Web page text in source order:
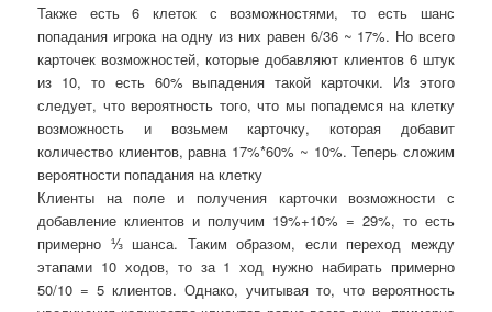
Также есть 6 клеток с возможностями, то есть шанс
попадания игрока на одну из них равен 6/36 ~ 17%. Но всего
карточек возможностей, которые добавляют клиентов 6 штук
из 10, то есть 60% выпадения такой карточки. Из этого
следует, чтовероятность того, что мы попадемся на клетку
возможность и возьмем карточку, которая добавит
количество клиентов, равна 17%*60% ~ 10%. Теперь сложим
вероятности попадания на клетку
Клиенты на поле и получения карточки возможности с
добавление клиентов и получим 19%+10% = 29%, то есть
примерно ⅓ шанса. Таким образом, если переход между
этапами 10 ходов, то за 1 ход нужно набирать примерно
50/10 = 5 клиентов. Однако, учитывая то, что вероятность